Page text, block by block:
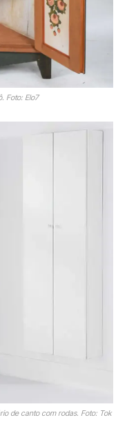
Foto: Elo7
de canto com rodas. Foto: Tok